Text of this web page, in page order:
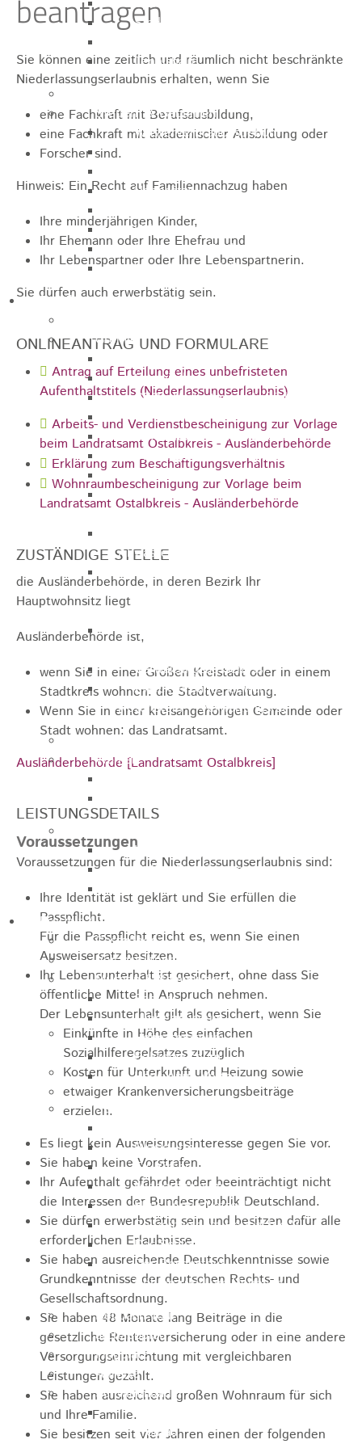
Stadthalle großer Saal
Tennishalle
Steuern & Gebühren
Wasserverbrauchsgebühr
Hebesätze
Hallenbenutzungsgebühren
Hallenbad & Freibad
Verwaltungsgebühren
Politik
Gremien
Gemeinderat
GEO - Vertreter im Aufsichtsrat
Ortschaftsrat
Aufsichtsrat Wohnbau GmbH
Stiftungsrat "Stiftung Heubach"
Umlegungsausschuss
Verbandsversammlung der VG
Abwasserzweckverband Lauter-Rems
Verbandsversammlung des
Zweckverbands
Landeswasserversorgung
Verbandsversammlung Zweckverband
Verwaltungsausschuss
Zweckverband "Gewerbeverband
Rosenstein" - Verwaltungsrat
Jugendparlament
Wahlen
Heubach gestalten
Online Beteiligung
Zukunfts Team
Freizeit / Tourismus
Gastgeber
Veranstaltungen
Museen & Sammlungen
Schloss
Miedermuseum
Heimatmuseum
Polizeimuseum
Haus Anna Vetter
Sehenswürdigkeiten
Blockturm
Ev. Kirche
Miedermuseum
Haus "Anna Vetter"
Polizeimuseum Heubach e.V.
Das Schloss in Heubach
Der Rosenstein
Höhlen rund um Heubach
Heubach Tour
archaeopfad
Flugplatz
Anreise
Schwimmbäder
Hallenbad
Freibad
beantragen
Sie können eine zeitlich und räumlich nicht beschränkte
Niederlassungserlaubnis erhalten, wenn Sie
eine Fachkraft mit Berufsausbildung,
eine Fachkraft mit akademischer Ausbildung oder
Forscher sind.
Hinweis: Ein Recht auf Familiennachzug haben
Ihre minderjährigen Kinder,
Ihr Ehemann oder Ihre Ehefrau und
Ihr Lebenspartner oder Ihre Lebenspartnerin.
Sie dürfen auch erwerbstätig sein.
ONLINEANTRAG UND FORMULARE
Antrag auf Erteilung eines unbefristeten
Aufenthaltstitels (Niederlassungserlaubnis)
Arbeits- und Verdienstbescheinigung zur Vorlage
beim Landratsamt Ostalbkreis - Ausländerbehörde
Erklärung zum Beschäftigungsverhältnis
Wohnraumbescheinigung zur Vorlage beim
Landratsamt Ostalbkreis - Ausländerbehörde
ZUSTÄNDIGE STELLE
die Ausländerbehörde, in deren Bezirk Ihr
Hauptwohnsitz liegt
Ausländerbehörde ist,
wenn Sie in einer Großen Kreistadt oder in einem
Stadtkreis wohnen: die Stadtverwaltung.
Wenn Sie in einer kreisangehörigen Gemeinde oder
Stadt wohnen: das Landratsamt.
Ausländerbehörde [Landratsamt Ostalbkreis]
LEISTUNGSDETAILS
Voraussetzungen
Voraussetzungen für die Niederlassungserlaubnis sind:
Ihre Identität ist geklärt und Sie erfüllen die
Passpflicht.
Für die Passpflicht reicht es, wenn Sie einen
Ausweisersatz besitzen.
Ihr Lebensunterhalt ist gesichert, ohne dass Sie
öffentliche Mittel in Anspruch nehmen.
Der Lebensunterhalt gilt als gesichert, wenn Sie
Einkünfte in Höhe des einfachen
Sozialhilferegelsatzes zuzüglich
Kosten für Unterkunft und Heizung sowie
etwaiger Krankenversicherungsbeiträge
erzielen.
Es liegt kein Ausweisungsinteresse gegen Sie vor.
Sie haben keine Vorstrafen.
Ihr Aufenthalt gefährdet oder beeinträchtigt nicht
die Interessen der Bundesrepublik Deutschland.
Sie dürfen erwerbstätig sein und besitzen dafür alle
erforderlichen Erlaubnisse.
Sie haben ausreichende Deutschkenntnisse sowie
Grundkenntnisse der deutschen Rechts- und
Gesellschaftsordnung.
Sie haben 48 Monate lang Beiträge in die
gesetzliche Rentenversicherung oder in eine andere
Versorgungseinrichtung mit vergleichbaren
Leistungen gezahlt.
Sie haben ausreichend großen Wohnraum für sich
und Ihre Familie.
Sie besitzen seit vier Jahren einen der folgenden